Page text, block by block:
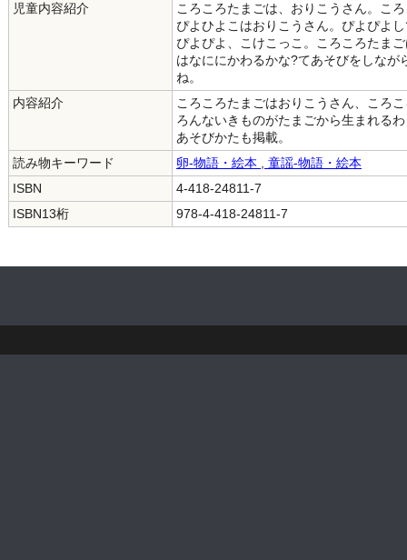
児童内容紹介
ころころたまごは、おりこうさん。こ
ぴよひよこはおりこうさん。ぴよぴよ
ぴよぴよ、こけこっこ。ころころたま
はなににかわるかな?てあそびをしな
ね。
内容紹介
ころころたまごはおりこうさん、ころ
ろんないきものがたまごから生まれる
あそびかたも掲載。
読み物キーワード
卵-物語・絵本
童謡-物語・絵本
ISBN
4-418-24811-7
ISBN13桁
978-4-418-24811-7